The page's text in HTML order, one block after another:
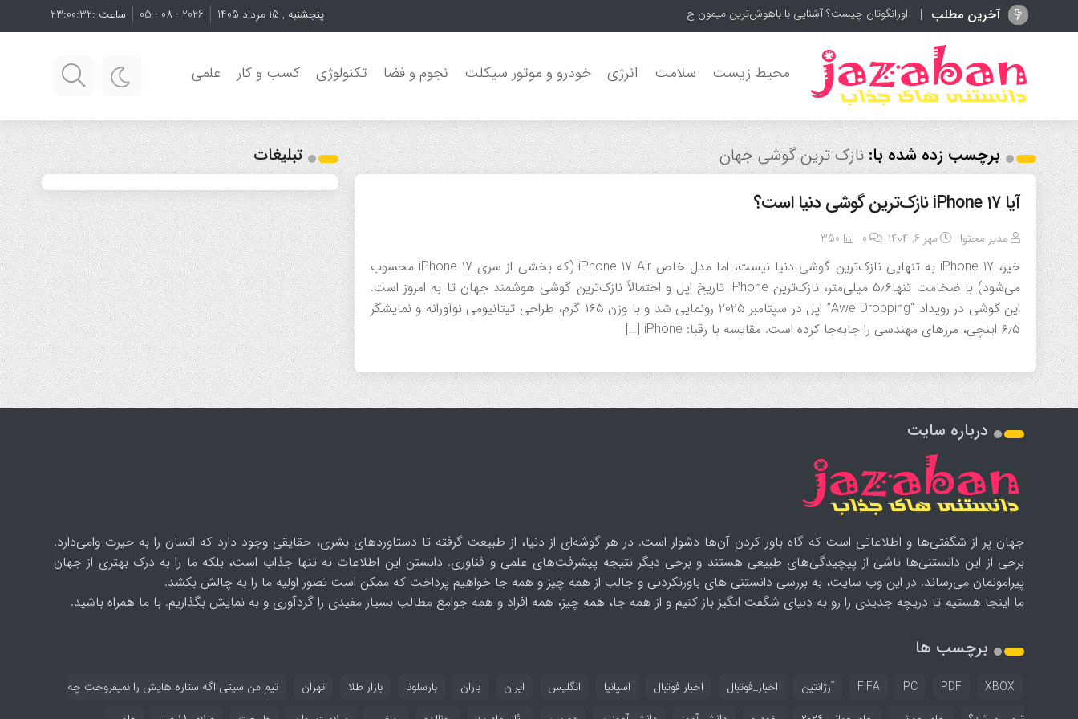
آخرین مطلب اورانگوتان چیست؟ آشنایی با باهوش‌ترین میمون جنگل‌های پنجشنبه , 15 مرداد 1405 2026 - 08 - 05 ساعت :23:00:33
محیط زیست سلامت انرژی خودرو و موتور سیکلت نجوم و فضا تکنولوژی کسب و کار علمی
برچسب زده شده با:نازک ترین گوشی جهان
آیا iPhone 17 نازک‌ترین گوشی دنیا است؟
مدیر محتوا مهر ۶, ۱۴۰۴ 0
350
خیر، iPhone 17 به تنهایی نازک‌ترین گوشی دنیا نیست، اما مدل خاص iPhone 17 Air (که بخشی از سری iPhone 17 محسوب
می‌شود) با ضخامت تنها۵٫۶ میلی‌متر، نازک‌ترین iPhone تاریخ اپل و احتمالاً نازک‌ترین گوشی هوشمند جهان تا به امروز است.
این گوشی در رویداد “Awe Dropping” اپل در سپتامبر ۲۰۲۵ رونمایی شد و با وزن ۱۶۵ گرم، طراحی تیتانیومی نوآورانه و نمایشگر
۶٫۵ اینچی، مرزهای مهندسی را جابه‌جا کرده است. مقایسه با رقبا: iPhone […]
تبلیغات
درباره سایت
جهان پر از شگفتی‌ها و اطلاعاتی است که گاه باور کردن آن‌ها دشوار است. در هر گوشه‌ای از دنیا، از طبیعت گرفته تا دستاوردهای بشری، حقایقی وجود دارد که انسان را به حیرت وامی‌دارد.
برخی از این دانستنی‌ها ناشی از پیچیدگی‌های طبیعی هستند و برخی دیگر نتیجه پیشرفت‌های علمی و فناوری. دانستن این اطلاعات نه تنها جذاب است، بلکه ما را به درک بهتری از جهان
پیرامونمان می‌رساند. در این وب سایت، به بررسی دانستنی های باورنکردنی و جالب از همه چیز و همه جا خواهیم پرداخت که ممکن است تصور اولیه ما را به چالش بکشد.
ما اینجا هستیم تا دریچه جدیدی را رو به دنیای شگفت انگیز باز کنیم و از همه جا، همه چیز، همه افراد و همه جوامع مطالب بسیار مفیدی را گردآوری و به نمایش بگذاریم. با ما همراه باشید.
برچسب ها
FIFA PC PDF XBOX آرژانتین اخبار_فوتبال اخبار فوتبال اسپانیا انگلیس ایران باران بارسلونا بازار طلا تهران
تیم من سیتی اگه ستاره هایش را نمیفروخت چه